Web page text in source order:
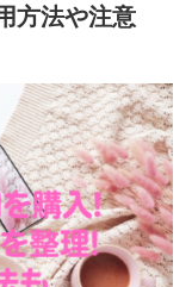
方法や注意